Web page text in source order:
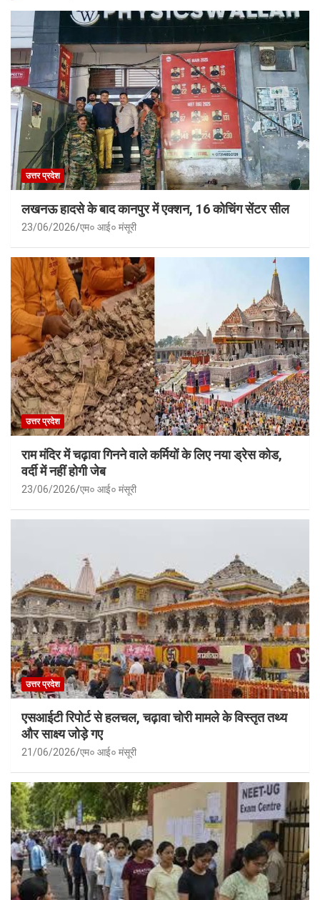
उत्तर प्रदेश
लखनऊ हादसे के बाद कानपुर में एक्शन, 16 कोचिंग सेंटर सील
23/06/2026 एम० आई० मंसूरी
उत्तर प्रदेश
राम मंदिर में चढ़ावा गिनने वाले कर्मियों के लिए नया ड्रेस कोड,
वर्दी में नहीं होगी जेब
23/06/2026 एम० आई० मंसूरी
उत्तर प्रदेश
एसआईटी रिपोर्ट से हलचल, चढ़ावा चोरी मामले के विस्तृत तथ्य
और साक्ष्य जोड़े गए
21/06/2026 एम० आई० मंसूरी